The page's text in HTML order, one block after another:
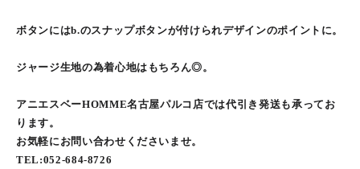
ボタンにはb.のスナップボタンが付けられデザインのポイントに。
ジャージ生地の為着心地はもちろん◎。
アニエスベーHOMME名古屋パルコ店では代引き発送も承ってお
ります。
お気軽にお問い合わせくださいませ。
TEL:052-684-8726